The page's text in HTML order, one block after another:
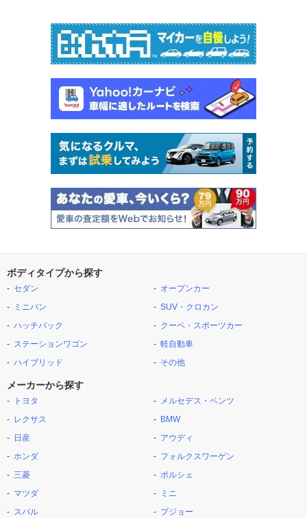
ボディタイプから探す
セダン
ミニバン
ハッチバック
ステーションワゴン
ハイブリッド
オープンカー
SUV・クロカン
クーペ・スポーツカー
軽自動車
その他
メーカーから探す
トヨタ
レクサス
日産
ホンダ
三菱
マツダ
スバル
メルセデス・ベンツ
BMW
アウディ
フォルクスワーゲン
ポルシェ
ミニ
プジョー